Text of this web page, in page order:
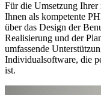
Für die Umsetzung
Ihnen als kompetente
über das Design der
Realisierung und der
umfassende
Individualsoftware, die
ist.